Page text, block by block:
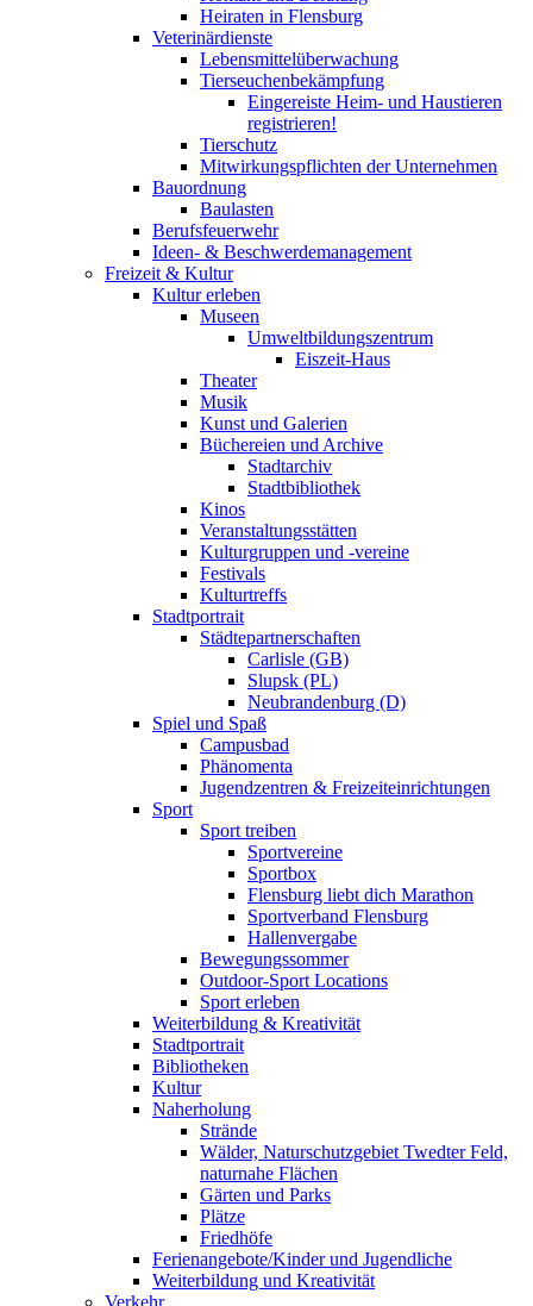
Heiraten in Flensburg
Veterinärdienste
Lebensmittelüberwachung
Tierseuchenbekämpfung
Eingereiste Heim- und Haustieren
registrieren!
Tierschutz
Mitwirkungspflichten der Unternehmen
Bauordnung
Baulasten
Berufsfeuerwehr
Ideen- & Beschwerdemanagement
Freizeit & Kultur
Kultur erleben
Museen
Umweltbildungszentrum
Eiszeit-Haus
Theater
Musik
Kunst und Galerien
Büchereien und Archive
Stadtarchiv
Stadtbibliothek
Kinos
Veranstaltungsstätten
Kulturgruppen und -vereine
Festivals
Kulturtreffs
Stadtportrait
Städtepartnerschaften
Carlisle (GB)
Slupsk (PL)
Neubrandenburg (D)
Spiel und Spaß
Campusbad
Phänomenta
Jugendzentren & Freizeiteinrichtungen
Sport
Sport treiben
Sportvereine
Sportbox
Flensburg liebt dich Marathon
Sportverband Flensburg
Hallenvergabe
Bewegungssommer
Outdoor-Sport Locations
Sport erleben
Weiterbildung & Kreativität
Stadtportrait
Bibliotheken
Kultur
Naherholung
Strände
Wälder, Naturschutzgebiet Twedter Feld,
naturnahe Flächen
Gärten und Parks
Plätze
Friedhöfe
Ferienangebote/Kinder und Jugendliche
Weiterbildung und Kreativität
Verkehr